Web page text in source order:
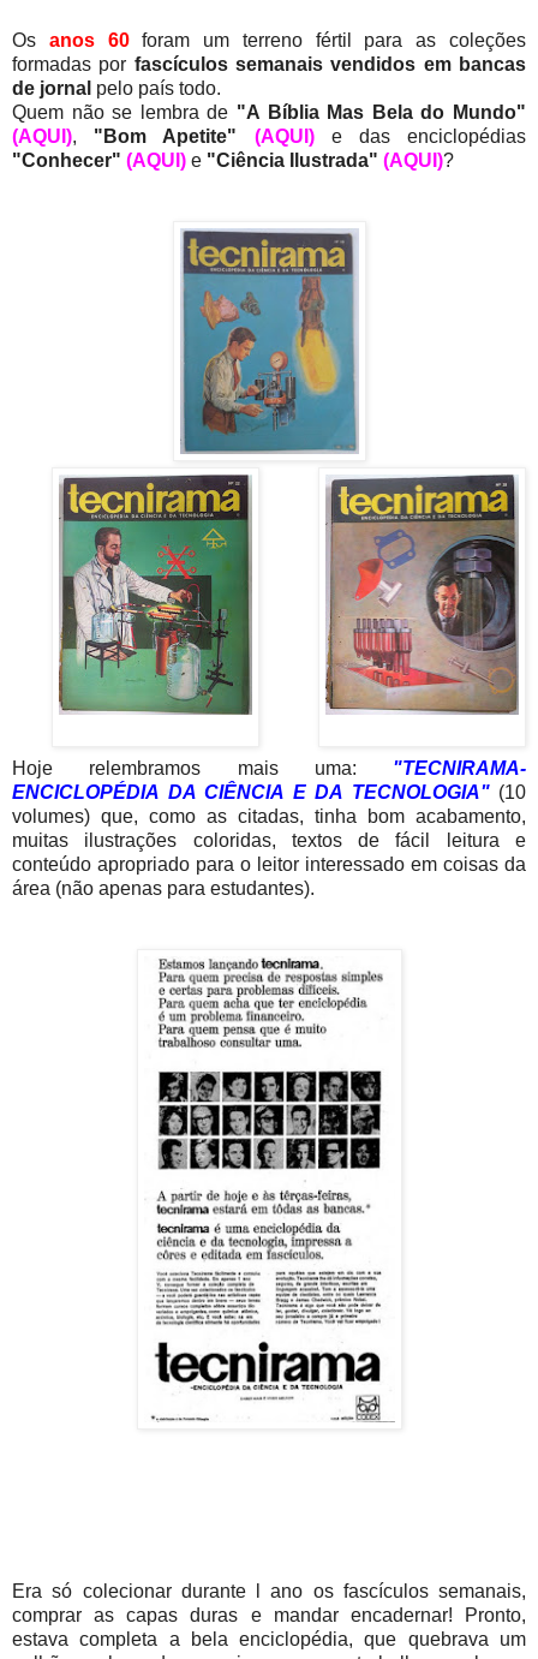
Os anos 60foram um terreno fértil para as coleções
formadas por fascículos semanais vendidos em bancas
de jornal pelo país todo.
Quem não se lembra de "A Bíblia Mas Bela do Mundo"
(AQUI), "Bom Apetite" (AQUI)e das enciclopédias
"Conhecer" (AQUI) e "Ciência Ilustrada" (AQUI)?
Hoje relembramos mais uma: "TECNIRAMA-
ENCICLOPÉDIA DA CIÊNCIA E DA TECNOLOGIA" (10
volumes) que, como as citadas, tinha bom acabamento,
muitas ilustrações coloridas, textos de fácil leitura e
conteúdo apropriado para o leitor interessado em coisas da
área (não apenas para estudantes).
Era só colecionar durante l ano os fascículos semanais,
comprar as capas duras e mandar encadernar! Pronto,
estava completa a bela enciclopédia, que quebrava um